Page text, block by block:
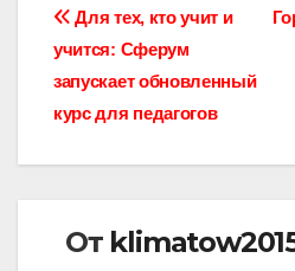
Навигация
по
записям
Для тех, кто учит и
учится: Сферум
запускает обновленный
курс для педагогов
От